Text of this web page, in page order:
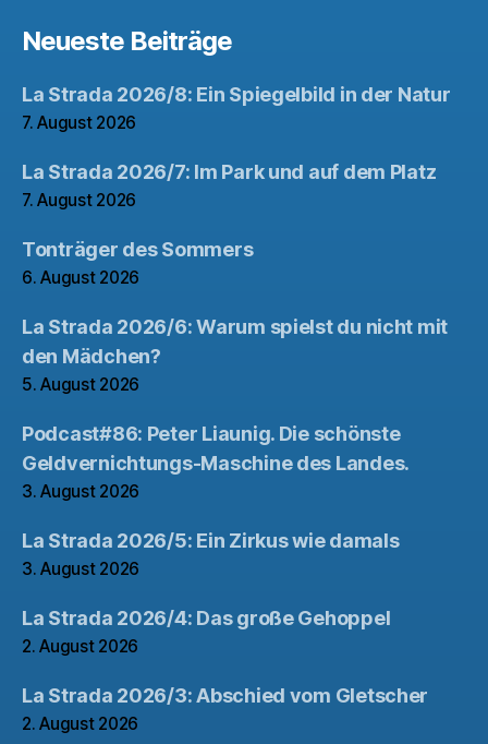
Neueste Beiträge
La Strada 2026/8: Ein Spiegelbild in der Natur
7. August 2026
La Strada 2026/7: Im Park und auf dem Platz
7. August 2026
Tonträger des Sommers
6. August 2026
La Strada 2026/6: Warum spielst du nicht mit
den Mädchen?
5. August 2026
Podcast#86: Peter Liaunig. Die schönste
Geldvernichtungs-Maschine des Landes.
3. August 2026
La Strada 2026/5: Ein Zirkus wie damals
3. August 2026
La Strada 2026/4: Das große Gehoppel
2. August 2026
La Strada 2026/3: Abschied vom Gletscher
2. August 2026